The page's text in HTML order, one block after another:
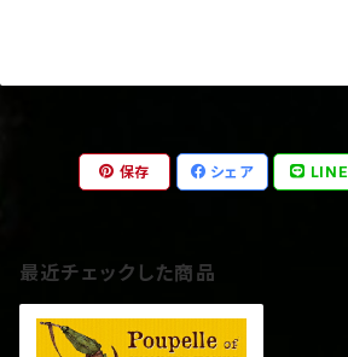
保存 シェア LINE
最近チェックした商品